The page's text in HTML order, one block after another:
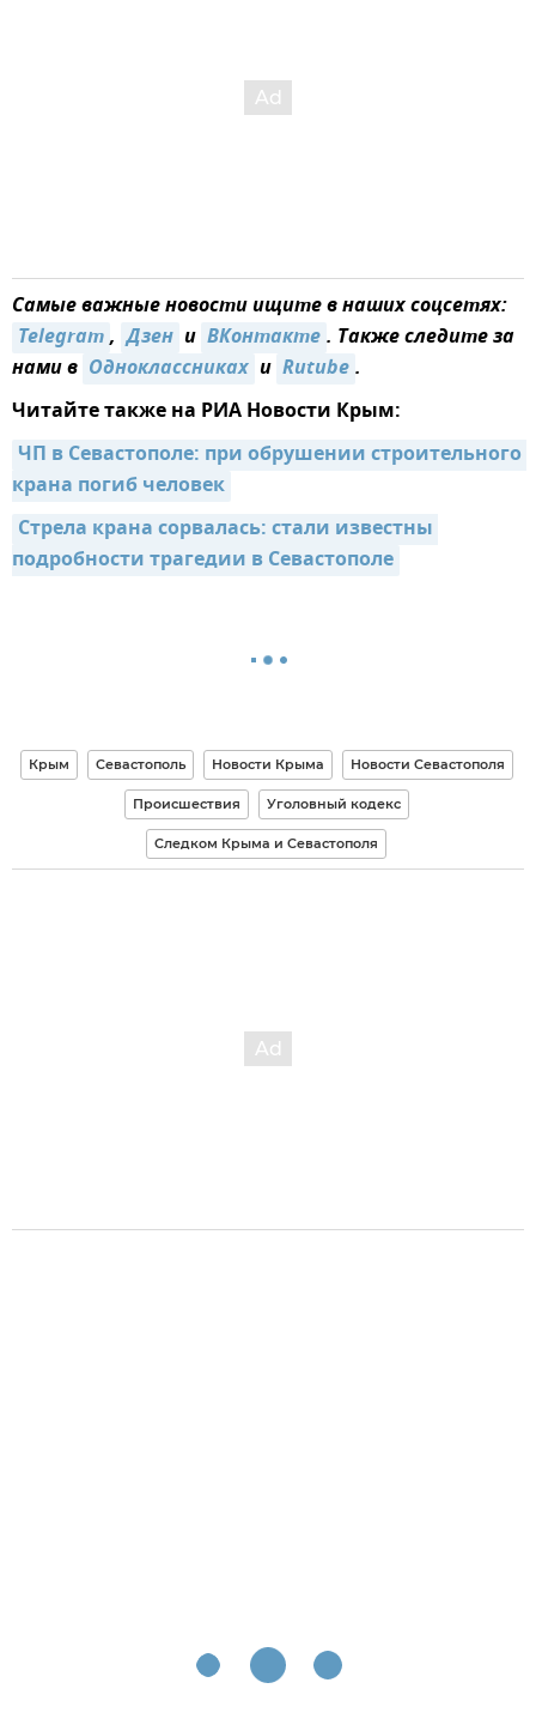
Самые важные новости ищите в наших соцсетях:
Telegram, Дзен и ВКонтакте. Также следите за
нами в Одноклассниках и Rutube.
Читайте также на РИА Новости Крым:
ЧП в Севастополе: при обрушении строительного
крана погиб человек
Стрела крана сорвалась: стали известны
подробности трагедии в Севастополе
Крым Севастополь Новости Крыма Новости Севастополя
Происшествия Уголовный кодекс
Следком Крыма и Севастополя